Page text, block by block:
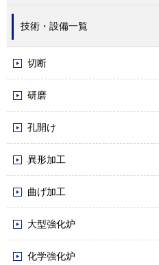
技術・設備一覧
切断
研磨
孔開け
異形加工
曲げ加工
大型強化炉
化学強化炉